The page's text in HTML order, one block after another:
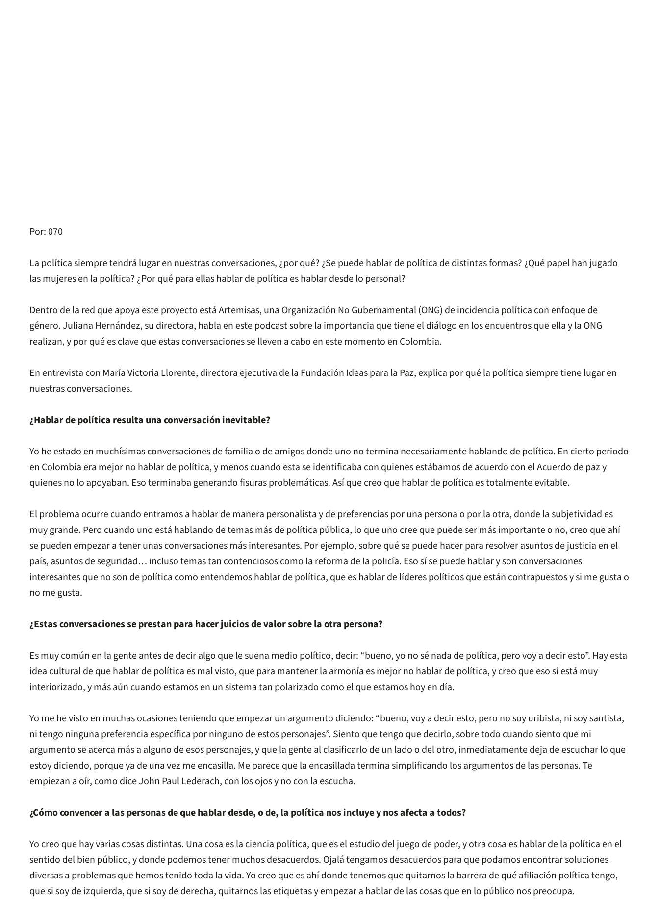
Por: 070
La política siempre tendrá lugar en nuestras conversaciones, ¿por qué? ¿Se puede hablar de política de distintas formas? ¿Qué papel han jugado
las mujeres en la política? ¿Por qué para ellas hablar de política es hablar desde lo personal?
Dentro de la red que apoya este proyecto está Artemisas, una Organización No Gubernamental (ONG) de incidencia política con enfoque de
género. Juliana Hernández, su directora, habla en este podcast sobre la importancia que tiene el diálogo en los encuentros que ella y la ONG
realizan, y por qué es clave que estas conversaciones se lleven a cabo en este momento en Colombia.
En entrevista con María Victoria Llorente, directora ejecutiva de la Fundación Ideas para la Paz, explica por qué la política siempre tiene lugar en
nuestras conversaciones.
¿Hablar de política resulta una conversación inevitable?
Yo he estado en muchísimas conversaciones de familia o de amigos donde uno no termina necesariamente hablando de política. En cierto periodo
en Colombia era mejor no hablar de política, y menos cuando esta se identificaba con quienes estábamos de acuerdo con el Acuerdo de paz y
quienes no lo apoyaban. Eso terminaba generando fisuras problemáticas. Así que creo que hablar de política es totalmente evitable.
El problema ocurre cuando entramos a hablar de manera personalista y de preferencias por una persona o por la otra, donde la subjetividad es
muy grande. Pero cuando uno está hablando de temas más de política pública, lo que uno cree que puede ser más importante o no, creo que ahí
se pueden empezar a tener unas conversaciones más interesantes. Por ejemplo, sobre qué se puede hacer para resolver asuntos de justicia en el
país, asuntos de seguridad… incluso temas tan contenciosos como la reforma de la policía. Eso sí se puede hablar y son conversaciones
interesantes que no son de política como entendemos hablar de política, que es hablar de líderes políticos que están contrapuestos y si me gusta o
no me gusta.
¿Estas conversaciones se prestan para hacer juicios de valor sobre la otra persona?
Es muy común en la gente antes de decir algo que le suena medio político, decir: “bueno, yo no sé nada de política, pero voy a decir esto”. Hay esta
idea cultural de que hablar de política es mal visto, que para mantener la armonía es mejor no hablar de política, y creo que eso sí está muy
interiorizado, y más aún cuando estamos en un sistema tan polarizado como el que estamos hoy en día.
Yo me he visto en muchas ocasiones teniendo que empezar un argumento diciendo: “bueno, voy a decir esto, pero no soy uribista, ni soy santista,
ni tengo ninguna preferencia específica por ninguno de estos personajes”. Siento que tengo que decirlo, sobre todo cuando siento que mi
argumento se acerca más a alguno de esos personajes, y que la gente al clasificarlo de un lado o del otro, inmediatamente deja de escuchar lo que
estoy diciendo, porque ya de una vez me encasilla. Me parece que la encasillada termina simplificando los argumentos de las personas. Te
empiezan a oír, como dice John Paul Lederach, con los ojos y no con la escucha.
¿Cómo convencer a las personas de que hablar desde, o de, la política nos incluye y nos afecta a todos?
Yo creo que hay varias cosas distintas. Una cosa es la ciencia política, que es el estudio del juego de poder, y otra cosa es hablar de la política en el
sentido del bien público, y donde podemos tener muchos desacuerdos. Ojalá tengamos desacuerdos para que podamos encontrar soluciones
diversas a problemas que hemos tenido toda la vida. Yo creo que es ahí donde tenemos que quitarnos la barrera de qué afiliación política tengo,
que si soy de izquierda, que si soy de derecha, quitarnos las etiquetas y empezar a hablar de las cosas que en lo público nos preocupa.